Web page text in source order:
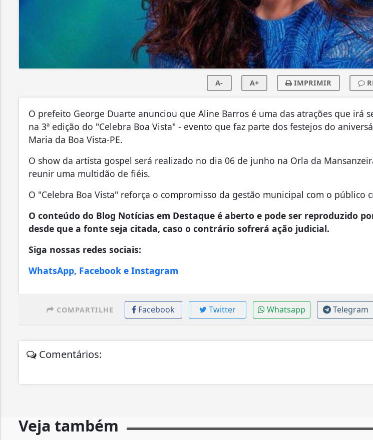
A- A+ IMPRIMIR
O prefeito George Duarte anunciou que Aline Barros é uma das atrações que irá
na 3ª edição do "Celebra Boa Vista" - evento que faz parte dos festejos do
Maria da Boa Vista-PE.
O show da artista gospel será realizado no dia 06 de junho na Orla da
reunir uma multidão de fiéis.
O "Celebra Boa Vista" reforça o compromisso da gestão municipal com o público
O conteúdo do Blog Notícias em Destaque é aberto e pode ser reproduzido
desde que a fonte seja citada, caso o contrário sofrerá ação judicial.
Siga nossas redes sociais:
WhatsApp, Facebook e Instagram
COMPARTILHE Facebook Twitter Whatsapp Telegram
Comentários:
Veja também